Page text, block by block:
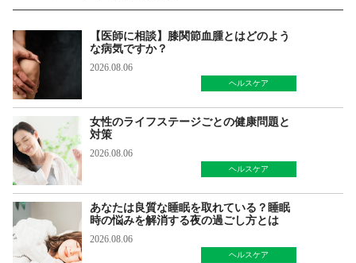
【医師に相談】膝関節血腫とはどのよう
な病気ですか？
2026.08.06
ヘルスケア
女性のライフステージごとの健康問題と
対策
2026.08.06
ヘルスケア
あなたは良質な睡眠を取れている？睡眠
時の悩みを解消する夜の過ごし方とは
2026.08.06
ヘルスケア